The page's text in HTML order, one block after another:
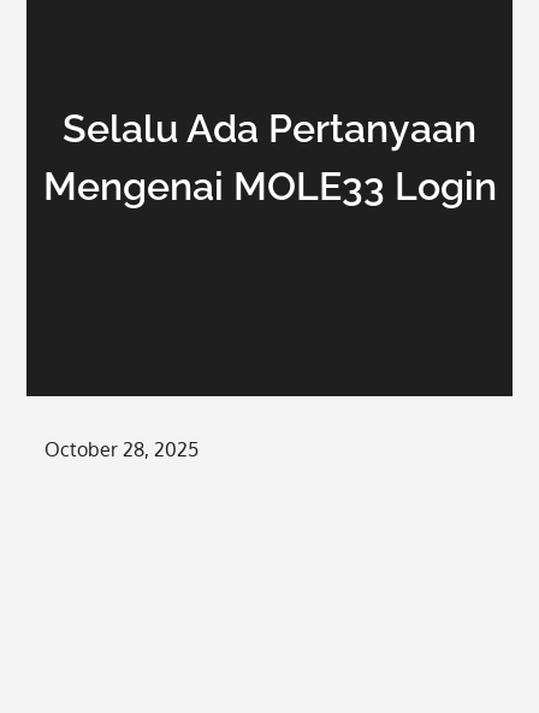
Selalu Ada Pertanyaan
Mengenai MOLE33 Login
Posted
October 28, 2025